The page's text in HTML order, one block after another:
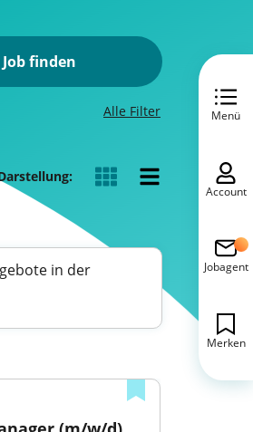
Job finden
Alle Filter
in der
Menü
Account
Jobagent
Merken